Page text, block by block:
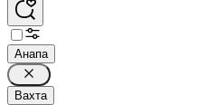
Анапа
Вахта